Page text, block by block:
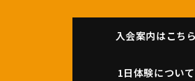
入会案内はこちら
1日体験について